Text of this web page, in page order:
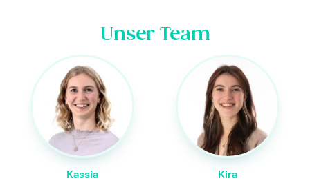
Unser Team
Kassia Kira